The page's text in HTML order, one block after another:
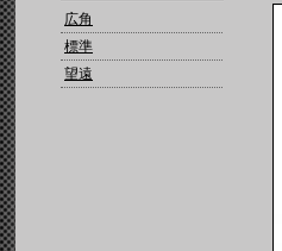
広角
標準
望遠